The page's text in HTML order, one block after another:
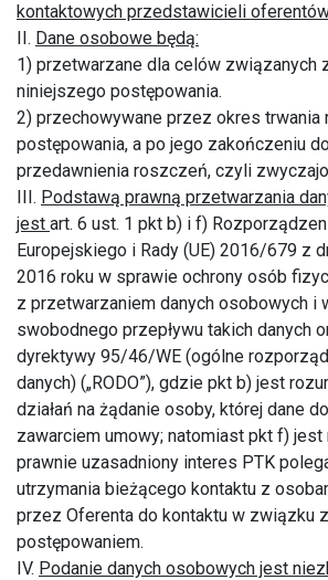
kontaktowych przedstawicieli
II. Dane osobowe będą:
1) przetwarzane dla celów związanych
niniejszego postępowania.
2) przechowywane przez okres trwania
postępowania, a po jego zakończeniu
przedawnienia roszczeń, czyli
III. Podstawą prawną przetwarzania
jest art. 6 ust. 1 pkt b) i f)
Europejskiego i Rady (UE) 2016/679 z
2016 roku w sprawie ochrony osób
z przetwarzaniem danych osobowych i
swobodnego przepływu takich danych
dyrektywy 95/46/WE (ogólne
danych) („RODO”), gdzie pkt b) jest
działań na żądanie osoby, której dane
zawarciem umowy; natomiast pkt f) jest
prawnie uzasadniony interes PTK
utrzymania bieżącego kontaktu z
przez Oferenta do kontaktu w związku
postępowaniem.
IV. Podanie danych osobowych jest